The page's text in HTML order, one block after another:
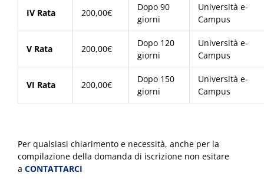
IV Rata 200,00€
Dopo 90
giorni
Università e-
Campus
V Rata 200,00€
Dopo 120
giorni
Università e-
Campus
VI Rata 200,00€
Dopo 150
giorni
Università e-
Campus
Per qualsiasi chiarimento e necessità, anche per la
compilazione della domanda di iscrizione non esitare
a CONTATTARCI